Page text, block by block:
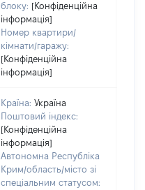
блоку: [Конфіденційна
інформація]
Номер квартири/
кімнати/гаражу:
[Конфіденційна
інформація]
Країна: Україна
Поштовий індекс:
[Конфіденційна
інформація]
Автономна Республіка
Крим/область/місто зі
спеціальним статусом: